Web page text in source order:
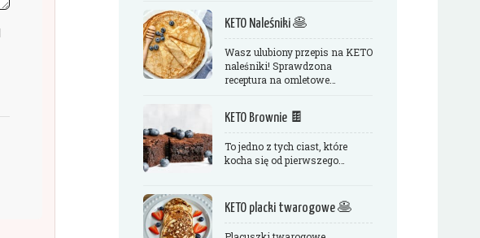
KETO Naleśniki 🥞
Wasz ulubiony przepis na KETO
naleśniki! Sprawdzona
receptura na omletowe…
KETO Brownie 🍫
To jedno z tych ciast, które
kocha się od pierwszego…
KETO placki twarogowe 🥞